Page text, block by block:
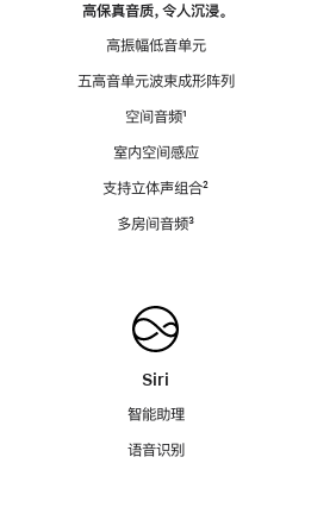
高保真音质，令人沉浸。
高振幅低音单元
五高音单元波束成形阵列
空间音频脚
¹
室内空间感应
支持立体声组合脚
²
多房间音频脚
³
Siri
智能助理
语音识别